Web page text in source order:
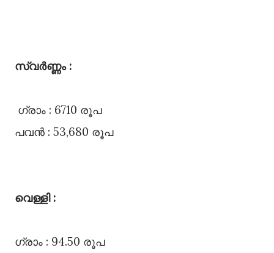
സ്വർണ്ണം :
ഗ്രാം : 6710 രൂപ
പവൻ : 53,680 രൂപ
വെള്ളി :
ഗ്രാം : 94.50 രൂപ